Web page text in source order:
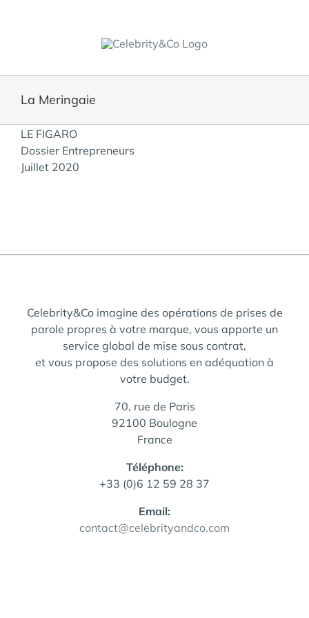
La Meringaie
View
Larger
Image
LE FIGARO
Dossier Entrepreneurs
Juillet 2020
Celebrity&Co imagine des opérations de prises de
parole propres à votre marque, vous apporte un
service global de mise sous contrat,
et vous propose des solutions en adéquation à
votre budget.
70, rue de Paris
92100 Boulogne
France
Téléphone:
+33 (0)6 12 59 28 37
Email:
contact@celebrityandco.com